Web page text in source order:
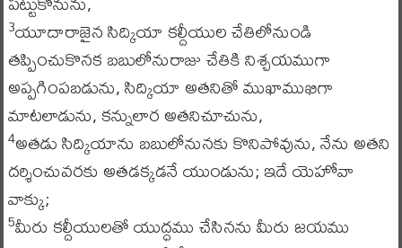
3యూదారాజైన సిద్కియా కల్దీయుల చేతిలోనుండి
తప్పించుకొనక బబులోనురాజు చేతికి నిశ్చయముగా
అప్పగింపబడును, సిద్కియా అతనితో ముఖాముఖిగా
మాటలాడును, కన్నులార అతనిచూచును,
4అతడు సిద్కియాను బబులోనునకు కొనిపోవును, నేను అతని
దర్శించువరకు అతడక్కడనే యుండును; ఇదే యెహోవా
వాక్కు;
5మీరు కల్దీయులతో యుద్ధము చేసినను మీరు జయము